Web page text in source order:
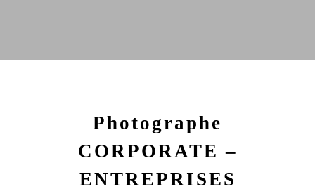
Photographe
CORPORATE –
ENTREPRISES